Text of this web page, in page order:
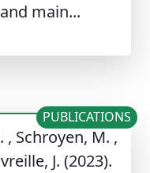
main...
, Schroyen, M. ,
J. (2023).
PUBLICATIONS